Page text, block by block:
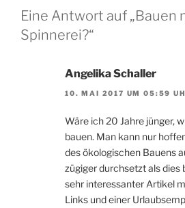
Eine Antwort auf „Bauen
Spinnerei?“
Angelika Schaller
10. MAI 2017 UM 05:59
Wäre ich 20 Jahre jünger,
bauen. Man kann nur
des ökologischen Bauens
zügiger durchsetzt als dies
sehr interessanter Artikel
Links und einer